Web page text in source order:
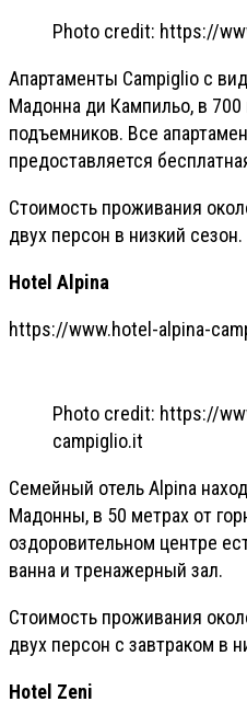
Photo credit: https://
Апартаменты Campiglio с
Мадонна ди Кампильо, в
подъемников. Все
предоставляется
Стоимость проживания
двух персон в низкий сезон.
Hotel Alpina
https://www.hotel-alpina-
Photo credit: https://
campiglio.it
Семейный отель Alpina
Мадонны, в 50 метрах от
оздоровительном центре
ванна и тренажерный зал.
Стоимость проживания
двух персон с завтраком в
Hotel Zeni